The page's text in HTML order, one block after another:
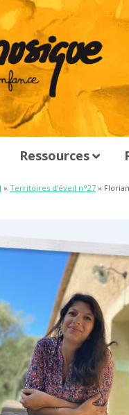
Ressources
» Territoires d’éveil n°27 »